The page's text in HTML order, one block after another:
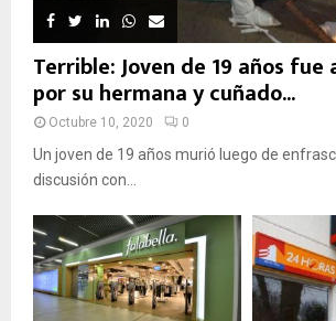
Terrible: Joven de 19 años fue
por su hermana y cuñado...
Octubre 10, 2020 0
Un joven de 19 años murió luego de
discusión con...